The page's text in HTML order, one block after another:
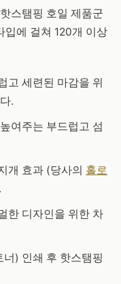
스탬핑 호일 제품군
입에 걸쳐 120개 이상
고 세련된 마감을 위
.
여주는 부드럽고 섬
개 효과 (당사의 홀로
한 디자인을 위한 차
) 인쇄 후 핫스탬핑